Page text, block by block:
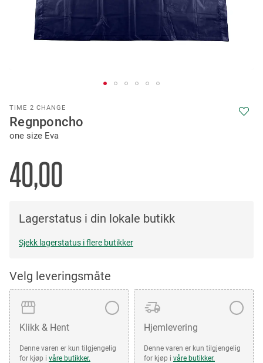
TIME 2 CHANGE
Regnponcho
one size Eva
40,00
Lagerstatus i din lokale butikk
Sjekk lagerstatus i flere butikker
Velg leveringsmåte
Klikk & Hent
Denne varen er kun tilgjengelig
for kjøp i våre butikker.
Hjemlevering
Denne varen er kun tilgjengelig
for kjøp i våre butikker.
to
the
beginning
the
images
gallery